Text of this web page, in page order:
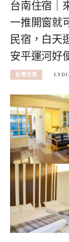
台南住宿｜
一推開窗就
民宿，白天
安平運河好
台灣住宿